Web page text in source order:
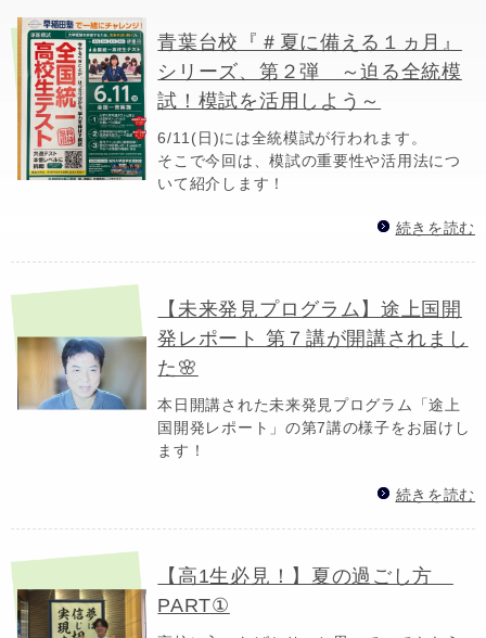
青葉台校『＃夏に備える１ヵ月』
シリーズ、第２弾 ～迫る全統模
試！模試を活用しよう～
6/11(日)には全統模試が行われます。
そこで今回は、模試の重要性や活用法につ
いて紹介します！
続きを読む
【未来発見プログラム】途上国開
発レポート 第７講が開講されまし
た🌸
本日開講された未来発見プログラム「途上
国開発レポート」の第7講の様子をお届けし
ます！
続きを読む
【高1生必見！】夏の過ごし方
PART①